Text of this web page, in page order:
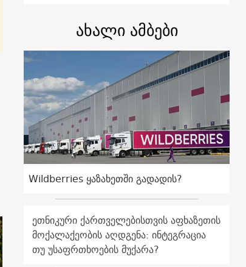
ახალი ამბები
Wildberries ყაზახეთში გადადის?
ეთნიკური ქართველებისთვის აფხაზეთის
მოქალაქეობის აღდგენა: ინტეგრაცია
თუ უსაფრთხოების მუქარა?